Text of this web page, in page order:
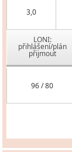
3,0
LONI:
přihlášení/plán
přijmout
96 / 80